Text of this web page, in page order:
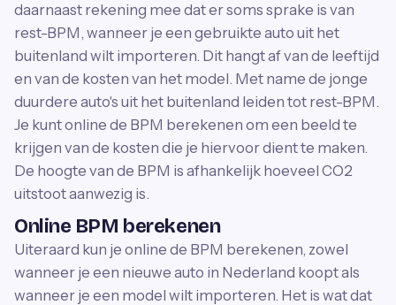
daarnaast rekening mee dat er soms sprake is van
rest-BPM, wanneer je een gebruikte auto uit het
buitenland wilt importeren. Dit hangt af van de leeftijd
en van de kosten van het model. Met name de jonge
duurdere auto's uit het buitenland leiden tot rest-BPM.
Je kunt online de BPM berekenen om een beeld te
krijgen van de kosten die je hiervoor dient te maken.
De hoogte van de BPM is afhankelijk hoeveel CO2
uitstoot aanwezig is.
Online BPM berekenen
Uiteraard kun je online de BPM berekenen, zowel
wanneer je een nieuwe auto in Nederland koopt als
wanneer je een model wilt importeren. Het is wat dat